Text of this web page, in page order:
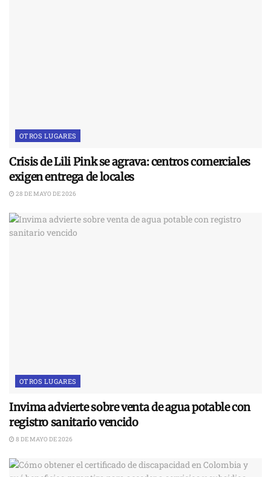
OTROS LUGARES
Crisis de Lili Pink se agrava: centros comerciales
exigen entrega de locales
28 DE MAYO DE 2026
OTROS LUGARES
Invima advierte sobre venta de agua potable con
registro sanitario vencido
8 DE MAYO DE 2026